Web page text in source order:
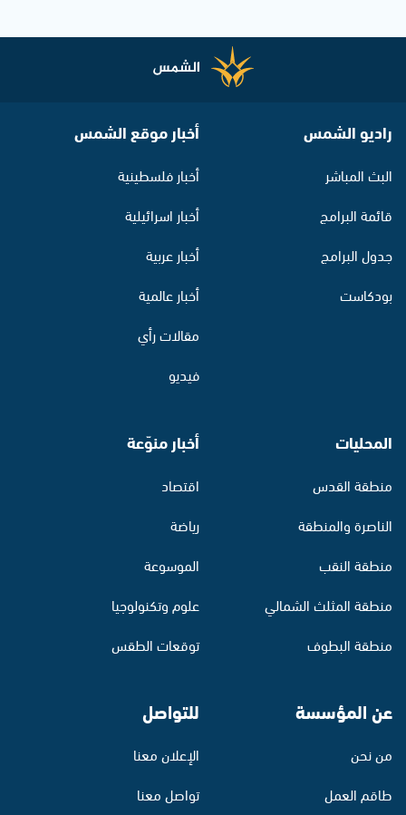
راديو الشمس
البث المباشر
قائمة البرامج
جدول البرامج
بودكاست
أخبار موقع الشمس
أخبار فلسطينية
أخبار اسرائيلية
أخبار عربية
أخبار عالمية
مقالات رأي
فيديو
المحليات
منطقة القدس
الناصرة والمنطقة
منطقة النقب
منطقة المثلث الشمالي
منطقة البطوف
أخبار منوّعة
اقتصاد
رياضة
الموسوعة
علوم وتكنولوجيا
توقعات الطقس
عن المؤسسة
من نحن
طاقم العمل
للتواصل
الإعلان معنا
تواصل معنا